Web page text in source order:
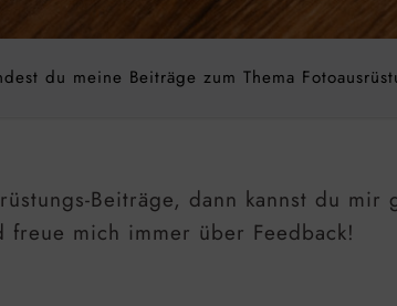
du meine Beiträge zum Thema
Beiträge, dann kannst du
freue mich immer über Feedback!